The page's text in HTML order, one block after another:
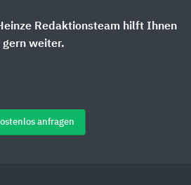
Redaktionsteam hilft Ihnen
gern weiter.
anfragen